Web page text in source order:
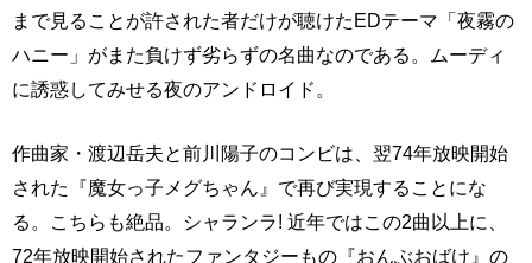
まで見ることが許された者だけが聴けたEDテーマ「夜霧の
ハニー」がまた負けず劣らずの名曲なのである。ムーディ
に誘惑してみせる夜のアンドロイド。
作曲家・渡辺岳夫と前川陽子のコンビは、翌74年放映開始
された『魔女っ子メグちゃん』で再び実現することにな
る。こちらも絶品。シャランラ! 近年ではこの2曲以上に、
72年放映開始されたファンタジーもの『おんぶおばけ』の